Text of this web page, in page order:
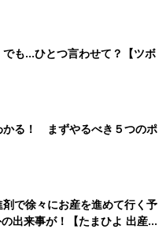
産準備
も…ひとつ言わせて？【ツボ
かる！ まずやるべき５つのポ
で徐々にお産を進めて行く予
出来事が！【たまひよ 出産体